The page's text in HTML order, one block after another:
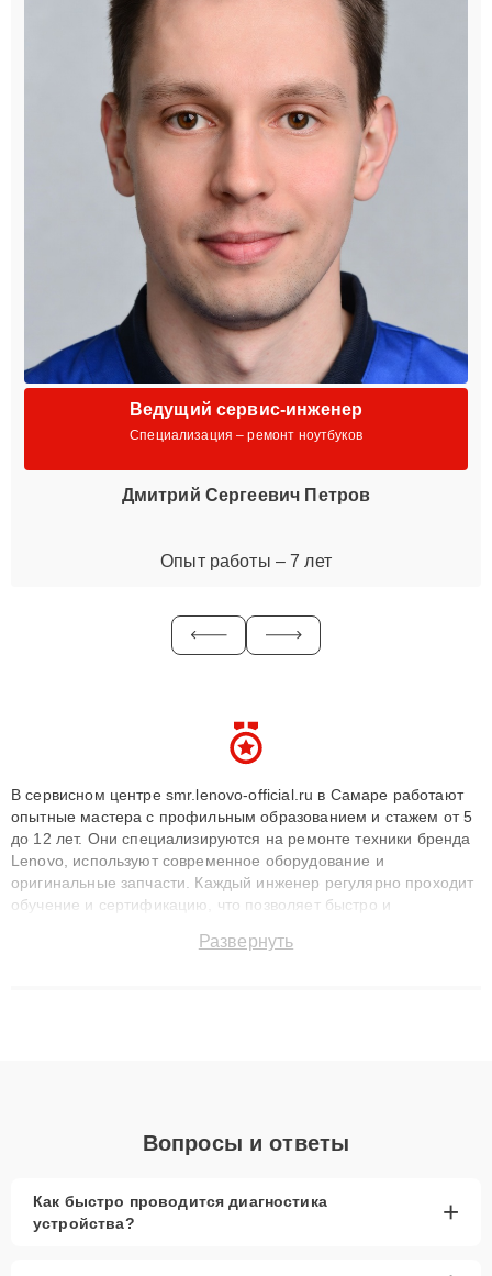
Ведущий сервис-инженер
Специализация – ремонт ноутбуков
Дмитрий Сергеевич Петров
Опыт работы – 7 лет
В сервисном центре smr.lenovo-official.ru в Самаре работают
опытные мастера с профильным образованием и стажем от 5
до 12 лет. Они специализируются на ремонте техники бренда
Lenovo, используют современное оборудование и
оригинальные запчасти. Каждый инженер регулярно проходит
обучение и сертификацию, что позволяет быстро и
сохранением гарантии до 3 лет. Наши мастера решают
Развернуть
Вопросы и ответы
Как быстро проводится диагностика
устройства?
+